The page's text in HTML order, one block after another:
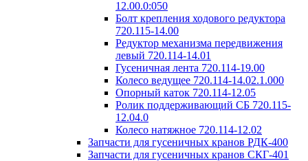
12.00.0:050
Болт крепления ходового редуктора
720.115-14.00
Редуктор механизма передвижения
левый 720.114-14.01
Гусеничная лента 720.114-19.00
Колесо ведущее 720.114-14.02.1.000
Опорный каток 720.114-12.05
Ролик поддерживающий СБ 720.115-
12.04.0
Колесо натяжное 720.114-12.02
Запчасти для гусеничных кранов РДК-400
Запчасти для гусеничных кранов СКГ-401